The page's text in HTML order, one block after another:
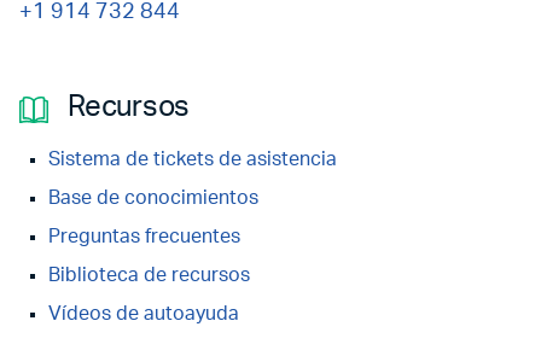
+1 914 732 844
Recursos
Sistema de tickets de asistencia
Base de conocimientos
Preguntas frecuentes
Biblioteca de recursos
Vídeos de autoayuda